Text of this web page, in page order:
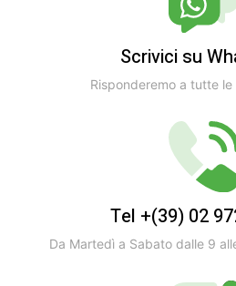
Scrivici su
Risponderemo a tutte
Tel +(39) 02
Da Martedì a Sabato dalle 9